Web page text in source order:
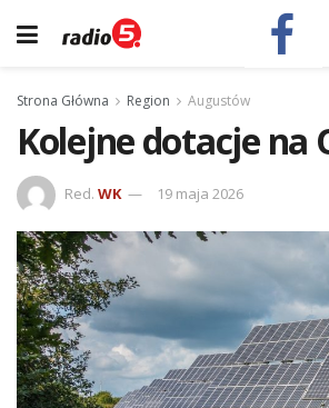
Strona Główna Region Augustów
Kolejne dotacje na
Red. WK 19 maja 2026